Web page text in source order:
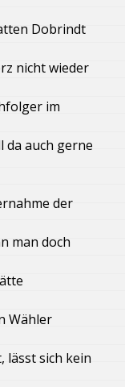
Dobrindt
nicht wieder
im
da auch gerne
der
man doch
Wähler
lässt sich kein